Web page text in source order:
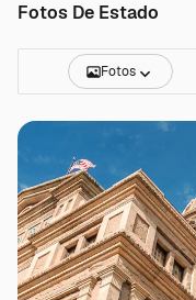
Fotos De Estado
Fotos